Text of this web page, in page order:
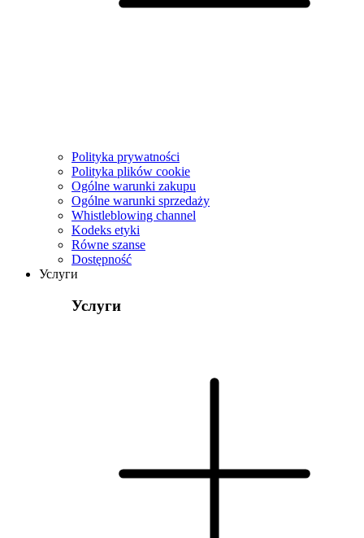
Polityka prywatności
Polityka plików cookie
Ogólne warunki zakupu
Ogólne warunki sprzedaży
Whistleblowing channel
Kodeks etyki
Równe szanse
Dostępność
Услуги
Услуги